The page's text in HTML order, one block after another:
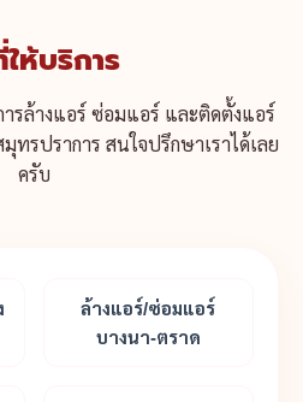
ห้บริการ
รล้างแอร์ ซ่อมแอร์ และติดตั้งแอร์
รปราการ สนใจปรึกษาเราได้เลย
ครับ
ล้างแอร์/ซ่อมแอร์
บางนา-ตราด